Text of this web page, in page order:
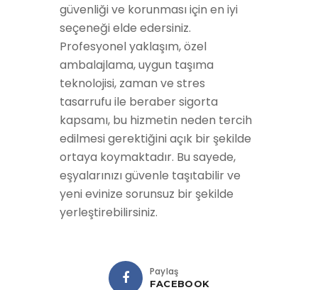
güvenliği ve korunması için en iyi
seçeneği elde edersiniz.
Profesyonel yaklaşım, özel
ambalajlama, uygun taşıma
teknolojisi, zaman ve stres
tasarrufu ile beraber sigorta
kapsamı, bu hizmetin neden tercih
edilmesi gerektiğini açık bir şekilde
ortaya koymaktadır. Bu sayede,
eşyalarınızı güvenle taşıtabilir ve
yeni evinize sorunsuz bir şekilde
yerleştirebilirsiniz.
Paylaş
FACEBOOK